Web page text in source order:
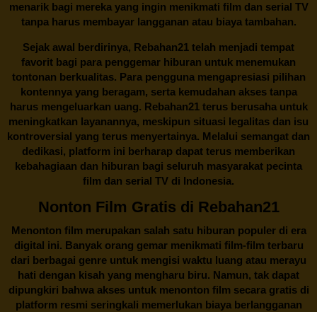
menarik bagi mereka yang ingin menikmati film dan serial TV
tanpa harus membayar langganan atau biaya tambahan.
Sejak awal berdirinya, Rebahan21 telah menjadi tempat
favorit bagi para penggemar hiburan untuk menemukan
tontonan berkualitas. Para pengguna mengapresiasi pilihan
kontennya yang beragam, serta kemudahan akses tanpa
harus mengeluarkan uang. Rebahan21terus berusaha untuk
meningkatkan layanannya, meskipun situasi legalitas dan isu
kontroversial yang terus menyertainya. Melalui semangat dan
dedikasi, platform ini berharap dapat terus memberikan
kebahagiaan dan hiburan bagi seluruh masyarakat pecinta
film dan serial TV di Indonesia.
Nonton Film Gratis di Rebahan21
Menonton film merupakan salah satu hiburan populer di era
digital ini. Banyak orang gemar menikmati film-film terbaru
dari berbagai genre untuk mengisi waktu luang atau merayu
hati dengan kisah yang mengharu biru. Namun, tak dapat
dipungkiri bahwa akses untuk menonton film secara gratis di
platform resmi seringkali memerlukan biaya berlangganan